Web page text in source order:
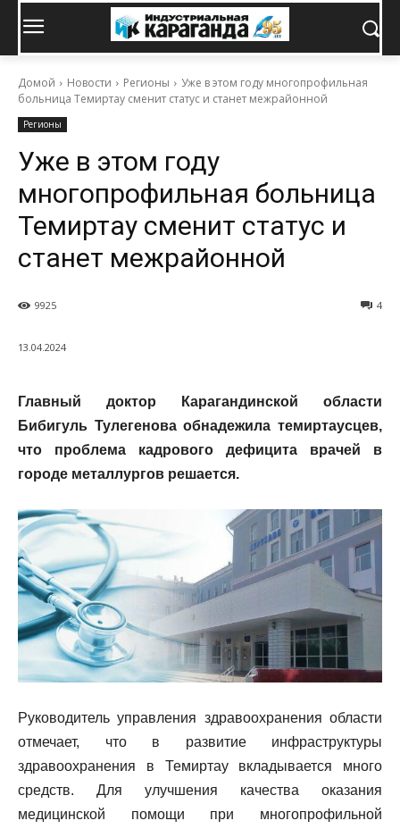
Домой Новости Регионы
Уже в этом году многопрофильная
больница Темиртау сменит статус и станет межрайонной
Регионы
Уже в этом году
многопрофильная больница
Темиртау сменит статус и
станет межрайонной
4
9925
13.04.2024
Главный доктор Карагандинской области
Бибигуль Тулегенова обнадежила темиртаусцев,
что проблема кадрового дефицита врачей в
городе металлургов решается.
Руководитель управления здравоохранения области
отмечает, что в развитие инфраструктуры
здравоохранения в Темиртау вкладывается много
средств. Для улучшения качества оказания
медицинской помощи при многопрофильной